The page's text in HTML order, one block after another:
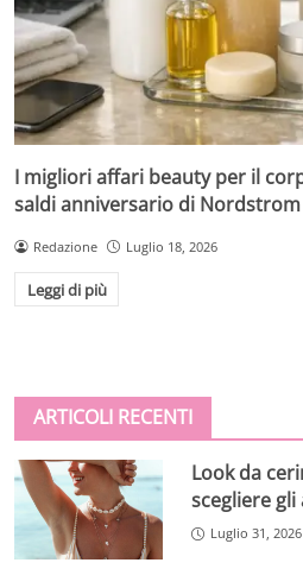
I migliori affari beauty per il
saldi anniversario di Nordstrom
Redazione Luglio 18, 2026
Leggi di più
ARTICOLI RECENTI
Look da
scegliere
Luglio 31, 2026